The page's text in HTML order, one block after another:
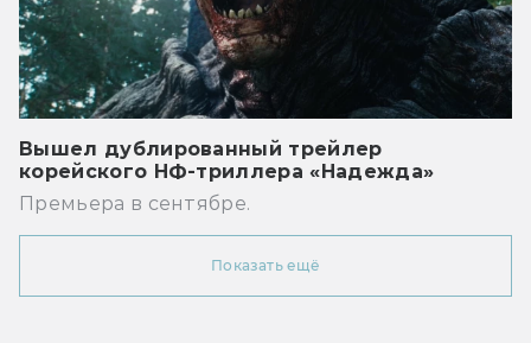
Вышел дублированный трейлер
корейского НФ-триллера «Надежда»
Премьера в сентябре.
Показать ещё